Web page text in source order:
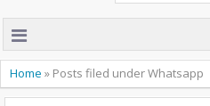
Home » Posts filed under Whatsapp